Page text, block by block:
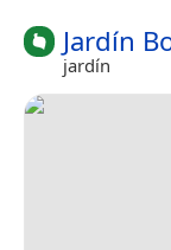
Jardín
jardín